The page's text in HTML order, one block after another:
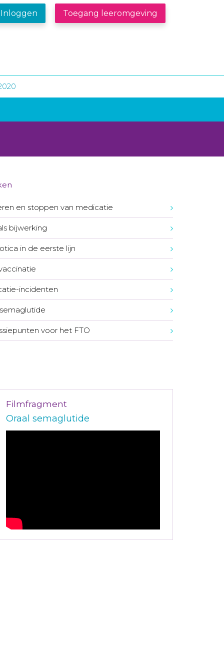
Inloggen Toegang leeromgeving
en stoppen van medicatie
bijwerking
in de eerste lijn
incidenten
voor het FTO
Filmfragment
Oraal semaglutide